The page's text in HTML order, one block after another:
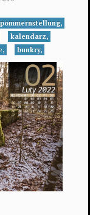
pommernstellung,
kalendarz,
bunkry,